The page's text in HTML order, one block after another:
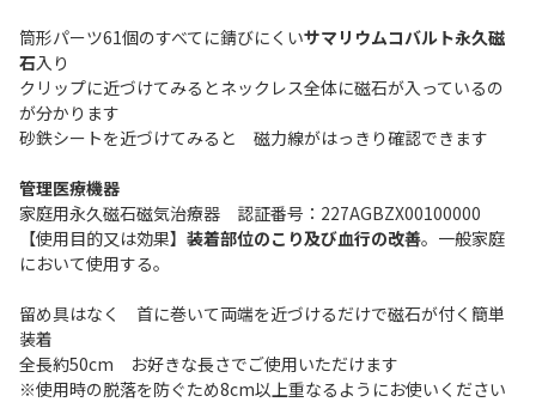
筒形パーツ61個のすべてに錆びにくいサマリウムコバルト永久磁
石入り
クリップに近づけてみるとネックレス全体に磁石が入っているの
が分かります
砂鉄シートを近づけてみると 磁力線がはっきり確認できます
管理医療機器
家庭用永久磁石磁気治療器 認証番号：227AGBZX00100000
【使用目的又は効果】 装着部位のこり及び血行の改善。一般家庭
において使用する。
留め具はなく 首に巻いて両端を近づけるだけで磁石が付く簡単
装着
全長約50cm お好きな長さでご使用いただけます
※使用時の脱落を防ぐため8cm以上重なるようにお使いください